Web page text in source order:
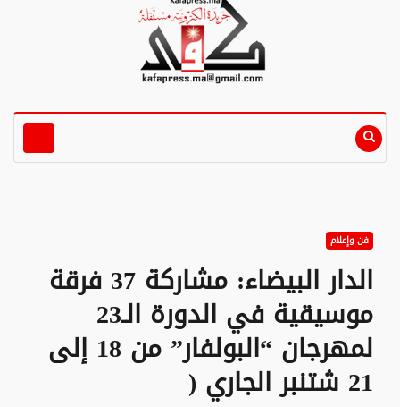
فن وإعلام
الدار البيضاء: مشاركة 37 فرقة
موسيقية في الدورة الـ23
لمهرجان “البولفار” من 18 إلى
21 شتنبر الجاري (